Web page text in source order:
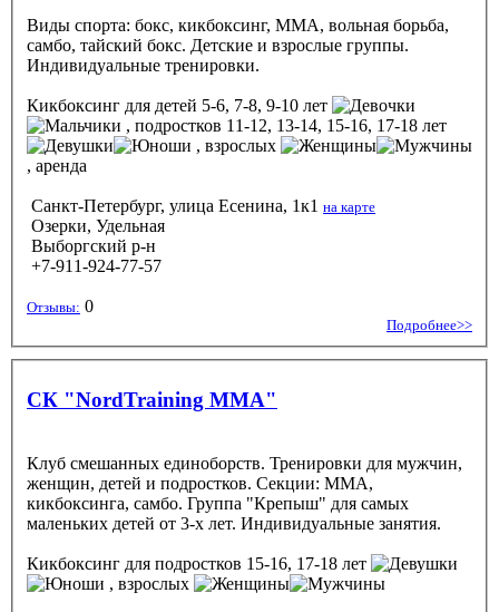
Виды спорта: бокс, кикбоксинг, ММА, вольная борьба,
самбо, тайский бокс. Детские и взрослые группы.
Индивидуальные тренировки.
Кикбоксинг для детей 5-6, 7-8, 9-10 лет
, подростков 11-12, 13-14, 15-16, 17-18 лет
, взрослых
, аренда
Санкт-Петербург, улица Есенина, 1к1 на карте
Озерки, Удельная
Выборгский р-н
+7-911-924-77-57
Отзывы: 0
Подробнее>>
СК "NordTraining MMA"
Клуб смешанных единоборств. Тренировки для мужчин,
женщин, детей и подростков. Секции: ММА,
кикбоксинга, самбо. Группа "Крепыш" для самых
маленьких детей от 3-х лет. Индивидуальные занятия.
Кикбоксинг для подростков 15-16, 17-18 лет
, взрослых